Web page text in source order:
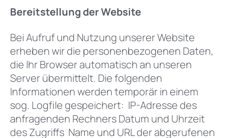
Bereitstellung der Website
Bei Aufruf und Nutzung unserer Website
erheben wir die personenbezogenen Daten,
die Ihr Browser automatisch an unseren
Server übermittelt. Die folgenden
Informationen werden temporär in einem
sog. Logfile gespeichert: IP-Adresse des
anfragenden Rechners Datum und Uhrzeit
des Zugriffs Name und URL der abgerufenen